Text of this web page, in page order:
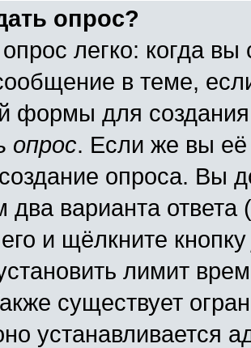
опрос?
легко: когда
в теме,
формы для
опрос. Если же вы её
опроса. Вы
варианта ответа
и щёлкните
лимит
существует
устанавливается